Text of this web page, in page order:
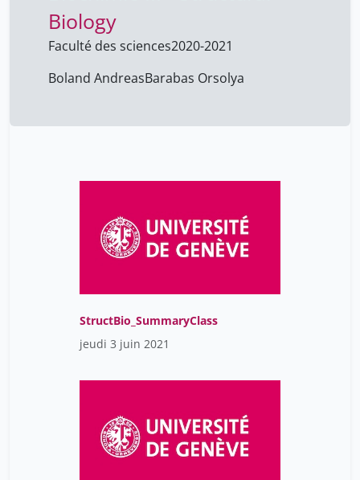
Biology
Faculté des sciences2020-2021
Boland AndreasBarabas Orsolya
StructBio_SummaryClass
jeudi 3 juin 2021